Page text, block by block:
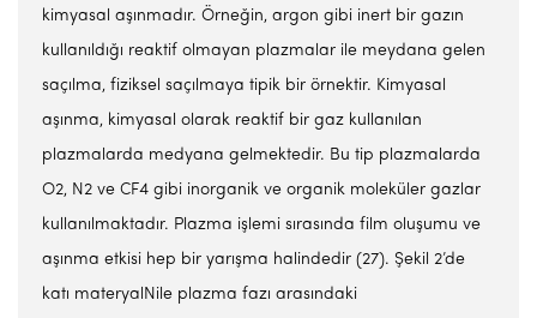
kimyasal aşınmadır. Örneğin, argon gibi inert bir gazın
kullanıldığı reaktif olmayan plazmalar ile meydana gelen
saçılma, fiziksel saçılmaya tipik bir örnektir. Kimyasal
aşınma, kimyasal olarak reaktif bir gaz kullanılan
plazmalarda medyana gelmektedir. Bu tip plazmalarda
O2, N2 ve CF4 gibi inorganik ve organik moleküler gazlar
kullanılmaktadır. Plazma işlemi sırasında film oluşumu ve
aşınma etkisi hep bir yarışma halindedir (27). Şekil 2’de
katı materyalNile plazma fazı arasındaki